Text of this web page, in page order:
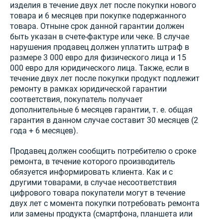
изделия в течение двух лет после покупки нового
товара и 6 месяцев при покупке подержанного
товара. Отныне срок данной гарантии должен
быть указан в счете-фактуре или чеке. В случае
нарушения продавец должен уплатить штраф в
размере 3 000 евро для физического лица и 15
000 евро для юридического лица. Также, если в
течение двух лет после покупки продукт подлежит
ремонту в рамках юридической гарантии
соответствия, покупатель получает
дополнительные 6 месяцев гарантии, т. е. общая
гарантия в данном случае составит 30 месяцев (2
года + 6 месяцев).
Продавец должен сообщить потребителю о сроке
ремонта, в течение которого производитель
обязуется информировать клиента. Как и с
другими товарами, в случае несоответствия
цифрового товара покупатели могут в течение
двух лет с момента покупки потребовать ремонта
или замены продукта (смартфона, планшета или